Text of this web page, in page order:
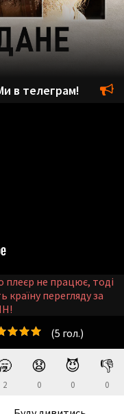
2
😧
0
😈
0
👎
0
(5 гол.)
в телеграм!
не працює, тоді
країну перегляду за